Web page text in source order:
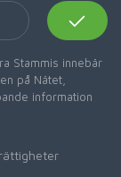
Stammis innebär
på Nätet,
information